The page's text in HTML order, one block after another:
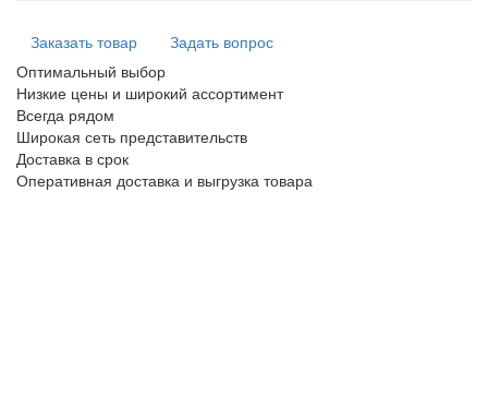
Заказать товар
Задать вопрос
Оптимальный выбор
Низкие цены и широкий ассортимент
Всегда рядом
Широкая сеть представительств
Доставка в срок
Оперативная доставка и выгрузка товара